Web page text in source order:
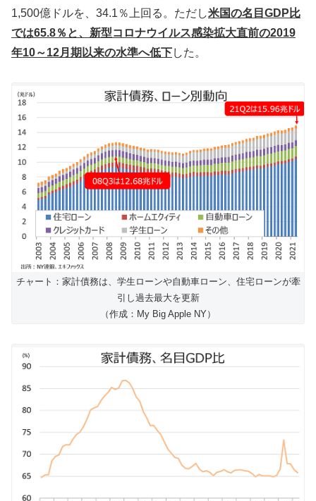
1,500億ドルを、34.1％上回る。ただし米国の名目GDP比
では65.8％と、新型コロナウイルス感染拡大直前の2019
年10～12月期以来の水準へ低下した。
チャート：家計債務は、学生ローンや自動車ローン、住宅ローンが牽
引し過去最大を更新
（作成：My Big Apple NY）